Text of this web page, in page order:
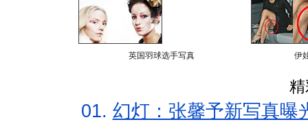
英国羽球选手写真 伊
01. 幻灯：张馨予新写真曝